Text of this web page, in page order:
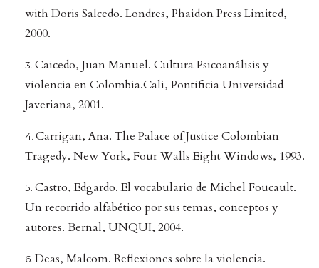
with Doris Salcedo. Londres, Phaidon Press Limited,
2000.
Caicedo, Juan Manuel. Cultura Psicoanálisis y
violencia en Colombia.Cali, Pontificia Universidad
Javeriana, 2001.
Carrigan, Ana. The Palace of Justice Colombian
Tragedy. New York, Four Walls Eight Windows, 1993.
Castro, Edgardo. El vocabulario de Michel Foucault.
Un recorrido alfabético por sus temas, conceptos y
autores. Bernal, UNQUI, 2004.
Deas, Malcom. Reflexiones sobre la violencia.